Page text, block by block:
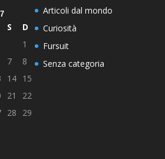
S
D
1
7
8
14 15
21
22
28
29
Articoli dal mondo
Curiosità
Fursuit
Senza categoria